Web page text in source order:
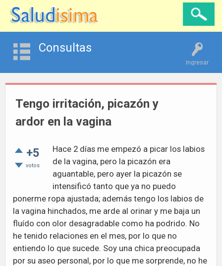
Ingresar
Consultas
Tengo irritación, picazón y
ardor en la vagina
+5
votos
Hace 2 días me empezó a picar los labios
de la vagina, pero la picazón era
aguantable, pero ayer la picazón se
intensificó tanto que ya no puedo
ponerme ropa ajustada; además tengo los labios de
la vagina hinchados, me arde al orinar y me baja un
fluído con olor desagradable como ha podrido. No
he tenido relaciones en el mes, por lo que no
entiendo lo que sucede. Soy una chica preocupada
por su aseo personal, por lo que me sorprende, no he